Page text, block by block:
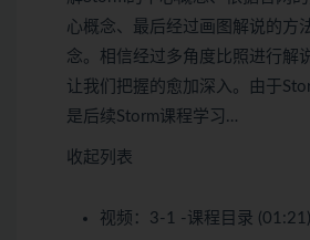
心概念、最后经过画图解说的方
念。相信经过多角度比照进行解
让我们把握的愈加深入。由于
是后续Storm课程学习…
收起列表
视频： 3-1 -课程目录 (01:21)